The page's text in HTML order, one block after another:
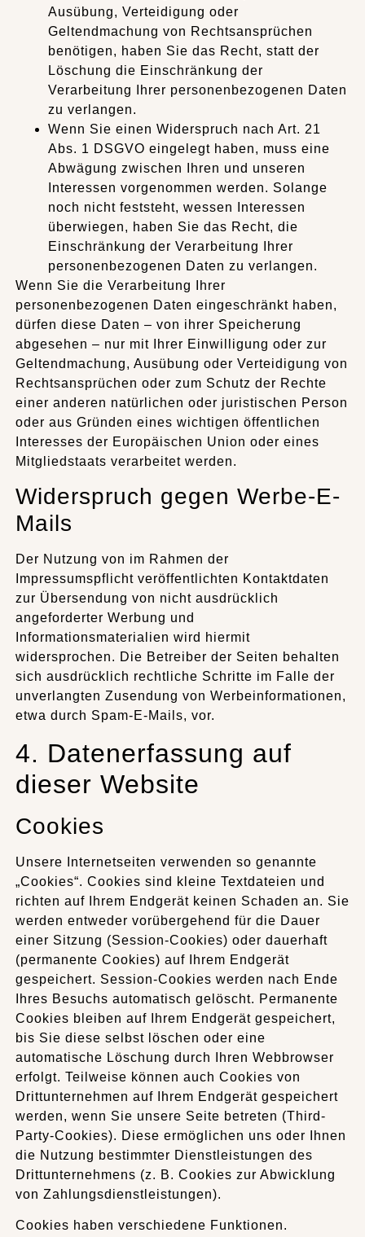
Ausübung, Verteidigung oder
Geltendmachung von Rechtsansprüchen
benötigen, haben Sie das Recht, statt der
Löschung die Einschränkung der
Verarbeitung Ihrer personenbezogenen Daten
zu verlangen.
Wenn Sie einen Widerspruch nach Art. 21
Abs. 1 DSGVO eingelegt haben, muss eine
Abwägung zwischen Ihren und unseren
Interessen vorgenommen werden. Solange
noch nicht feststeht, wessen Interessen
überwiegen, haben Sie das Recht, die
Einschränkung der Verarbeitung Ihrer
personenbezogenen Daten zu verlangen.
Wenn Sie die Verarbeitung Ihrer
personenbezogenen Daten eingeschränkt haben,
dürfen diese Daten – von ihrer Speicherung
abgesehen – nur mit Ihrer Einwilligung oder zur
Geltendmachung, Ausübung oder Verteidigung von
Rechtsansprüchen oder zum Schutz der Rechte
einer anderen natürlichen oder juristischen Person
oder aus Gründen eines wichtigen öffentlichen
Interesses der Europäischen Union oder eines
Mitgliedstaats verarbeitet werden.
Widerspruch gegen Werbe-E-
Mails
Der Nutzung von im Rahmen der
Impressumspflicht veröffentlichten Kontaktdaten
zur Übersendung von nicht ausdrücklich
angeforderter Werbung und
Informationsmaterialien wird hiermit
widersprochen. Die Betreiber der Seiten behalten
sich ausdrücklich rechtliche Schritte im Falle der
unverlangten Zusendung von Werbeinformationen,
etwa durch Spam-E-Mails, vor.
4. Datenerfassung auf
dieser Website
Cookies
Unsere Internetseiten verwenden so genannte
„Cookies“. Cookies sind kleine Textdateien und
richten auf Ihrem Endgerät keinen Schaden an. Sie
werden entweder vorübergehend für die Dauer
einer Sitzung (Session-Cookies) oder dauerhaft
(permanente Cookies) auf Ihrem Endgerät
gespeichert. Session-Cookies werden nach Ende
Ihres Besuchs automatisch gelöscht. Permanente
Cookies bleiben auf Ihrem Endgerät gespeichert,
bis Sie diese selbst löschen oder eine
automatische Löschung durch Ihren Webbrowser
erfolgt. Teilweise können auch Cookies von
Drittunternehmen auf Ihrem Endgerät gespeichert
werden, wenn Sie unsere Seite betreten (Third-
Party-Cookies). Diese ermöglichen uns oder Ihnen
die Nutzung bestimmter Dienstleistungen des
Drittunternehmens (z. B. Cookies zur Abwicklung
von Zahlungsdienstleistungen).
Cookies haben verschiedene Funktionen.